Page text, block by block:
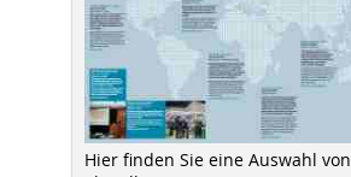
Hier finden Sie eine Auswahl von